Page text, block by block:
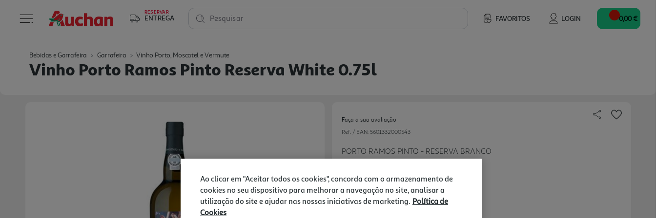
RESERVAR
ENTREGA FAVORITOS LOGIN
Pesquisar 0,00 €
Bebidas e Garrafeira Garrafeira Vinho Porto, Moscatel e Vermute
Vinho Porto Ramos Pinto Reserva White 0.75l
Faça a sua avaliação
Ref. / EAN: 5601332000543
PORTO RAMOS PINTO - RESERVA BRANCO
23.99 €/Lt
Ao clicar em "Aceitar todos os cookies", concorda com o armazenamento de
cookies no seu dispositivo para melhorar a navegação no site, analisar a
utilização do site e ajudar nas nossas iniciativas de marketing. Política de
Cookies